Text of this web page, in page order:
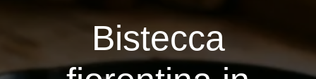
Bistecca